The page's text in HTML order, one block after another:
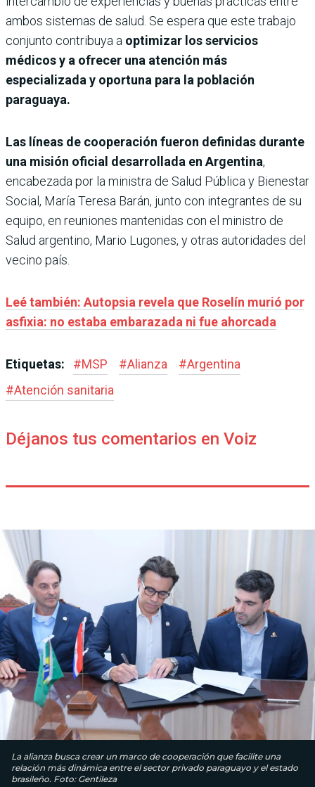
ambos sistemas de salud. Se espera que este trabajo
conjunto contribuya a optimizar los servicios
médicos y a ofrecer una atención más
especializada y oportuna para la población
paraguaya.
Las líneas de cooperación fueron definidas durante
una misión oficial desarrollada en Argentina,
encabezada por la ministra de Salud Pública y Bienestar
Social, María Teresa Barán, junto con integrantes de su
equipo, en reuniones mantenidas con el ministro de
Salud argentino, Mario Lugones, y otras autoridades del
vecino país.
Leé también: Autopsia revela que Roselín murió por
asfixia: no estaba embarazada ni fue ahorcada
Etiquetas: #MSP #Alianza #Argentina
#Atención sanitaria
Déjanos tus comentarios en Voiz
La alianza busca crear un marco de cooperación que facilite una
relación más dinámica entre el sector privado paraguayo y el estado
brasileño. Foto: Gentileza